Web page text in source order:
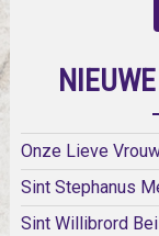
Onze Lieve
Sint Stephanus
Sint Willibrord